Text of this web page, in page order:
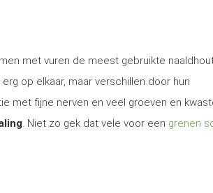
met vuren de meest gebruikte
op elkaar, maar verschillen door hun
met fijne nerven en veel groeven en
. Niet zo gek dat vele voor een grenen